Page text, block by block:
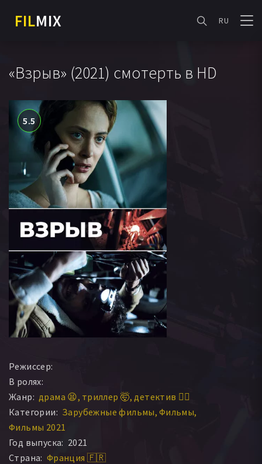
FILMIX RU
«Взрыв» (2021) смотерть в HD
5.5
Режиссер:
В ролях:
Жанр: драма 😫 триллер 🤯 детектив 🕵️‍♂️
Категории: Зарубежные фильмы Фильмы
Фильмы 2021
Год выпуска: 2021
Страна: Франция 🇫🇷